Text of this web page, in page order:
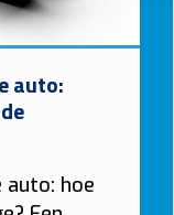
auto:
auto: hoe